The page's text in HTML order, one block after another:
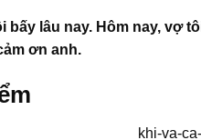
bấy lâu nay. Hôm nay, vợ
ơn anh.